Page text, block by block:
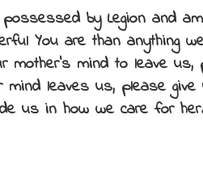
by Legion and am
You are than anything
mind to leave us,
leaves us, please give
us in how we care for